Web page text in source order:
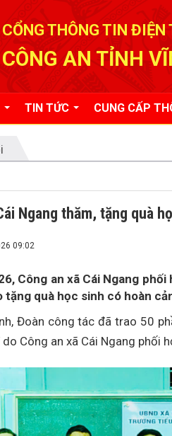
CỔNG THÔNG TIN ĐIỆN
CÔNG AN TỈNH
TIN TỨC CUNG CẤP
Ngang thăm, tặng quà
09:02
Công an xã Cái Ngang
tặng quà học sinh có hoàn
Đoàn công tác đã trao 50
do Công an xã Cái Ngang phối